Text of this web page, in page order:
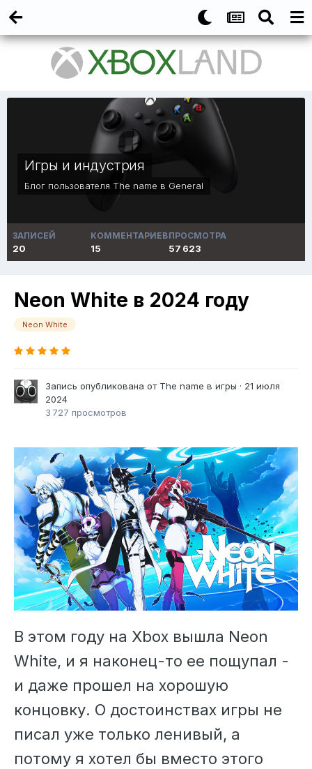
Игры и индустрия
Блог пользователя The name в General
ЗАПИСЕЙ
20
КОММЕНТАРИЕВ
15
ПРОСМОТРА
57 623
Neon White в 2024 году
Neon White
Запись опубликована от The name в игры · 21 июля
2024
3 727 просмотров
В этом году на Xbox вышла Neon
White, и я наконец-то ее пощупал -
и даже прошел на хорошую
концовку. О достоинствах игры не
писал уже только ленивый, а
потому я хотел бы вместо этого